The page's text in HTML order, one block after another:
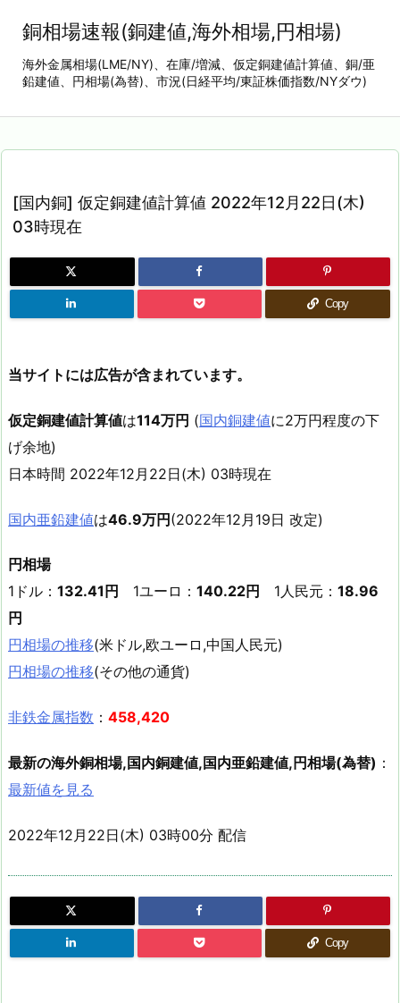
銅相場速報(銅建値,海外相場,円相場)
海外金属相場(LME/NY)、在庫/増減、仮定銅建値計算値、銅/亜
鉛建値、円相場(為替)、市況(日経平均/東証株価指数/NYダウ)
[国内銅] 仮定銅建値計算値 2022年12月22日(木)
03時現在
Copy
当サイトには広告が含まれています。
仮定銅建値計算値は114万円 (国内銅建値に2万円程度の下
げ余地)
日本時間 2022年12月22日(木) 03時現在
国内亜鉛建値は46.9万円(2022年12月19日 改定)
円相場
1ドル： 132.41円 1ユーロ： 140.22円 1人民元： 18.96
円
円相場の推移(米ドル,欧ユーロ,中国人民元)
円相場の推移(その他の通貨)
非鉄金属指数 ： 458,420
最新の海外銅相場,国内銅建値,国内亜鉛建値,円相場(為替) ：
最新値を見る
2022年12月22日(木) 03時00分 配信
Copy